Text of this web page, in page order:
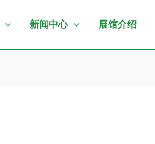
新闻中心 展馆介绍